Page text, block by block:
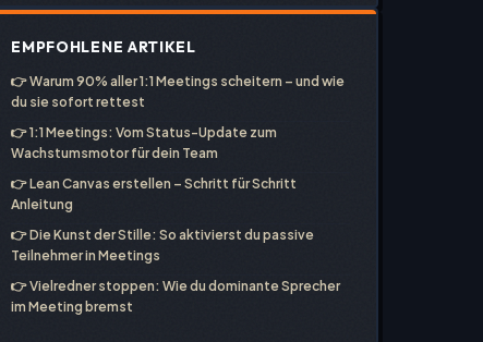
EMPFOHLENE ARTIKEL
👉Warum 90% aller 1:1 Meetings scheitern – und wie
du sie sofort rettest
👉1:1 Meetings: Vom Status-Update zum
Wachstumsmotor für dein Team
👉Lean Canvas erstellen – Schritt für Schritt
Anleitung
👉Die Kunst der Stille: So aktivierst du passive
Teilnehmer in Meetings
👉Vielredner stoppen: Wie du dominante Sprecher
im Meeting bremst